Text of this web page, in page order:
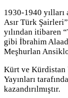
1930-1940 yılları
Asır Türk
yılından itibaren
gibi İbrahim
Meşhurlan
Kürt ve Kürdistan
Yayınları
kazandırılmıştır.